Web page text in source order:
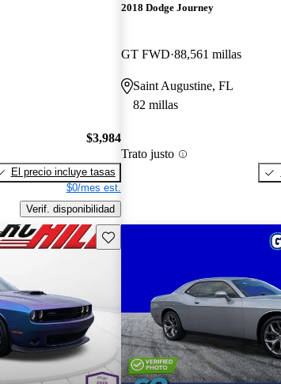
$3,984
El precio incluye tasas
$0/mes est.
Verif. disponibilidad
2018 Dodge Journey
GT FWD 88,561 millas
Saint Augustine, FL
82 millas
Trato justo
Guarda este Aviso